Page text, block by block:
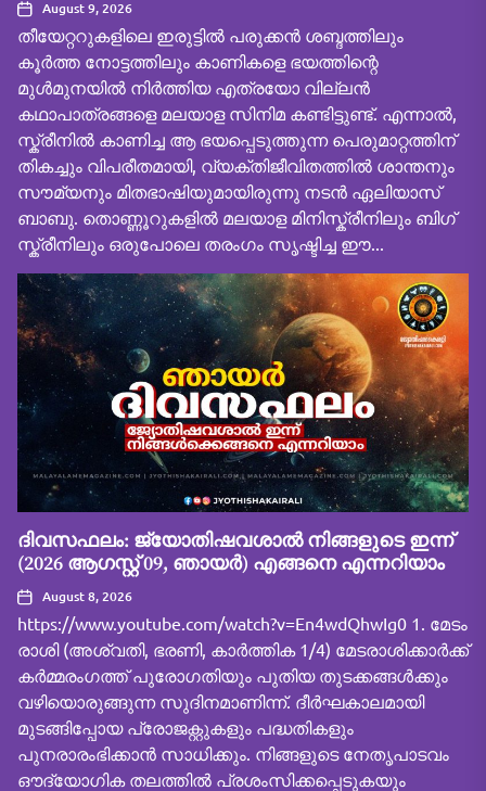
August 9, 2026
തീയേറ്ററുകളിലെ ഇരുട്ടിൽ പരുക്കൻ ശബ്ദത്തിലും
കൂർത്ത നോട്ടത്തിലും കാണികളെ ഭയത്തിന്റെ
മുൾമുനയിൽ നിർത്തിയ എത്രയോ വില്ലൻ
കഥാപാത്രങ്ങളെ മലയാള സിനിമ കണ്ടിട്ടുണ്ട്. എന്നാൽ,
സ്ക്രീനിൽ കാണിച്ച ആ ഭയപ്പെടുത്തുന്ന പെരുമാറ്റത്തിന്
തികച്ചും വിപരീതമായി, വ്യക്തിജീവിതത്തിൽ ശാന്തനും
സൗമ്യനും മിതഭാഷിയുമായിരുന്നു നടൻ ഏലിയാസ്
ബാബു. തൊണ്ണൂറുകളിൽ മലയാള മിനിസ്ക്രീനിലും ബിഗ്
സ്ക്രീനിലും ഒരുപോലെ തരംഗം സൃഷ്ടിച്ച ഈ...
ദിവസഫലം: ജ്യോതിഷവശാൽ നിങ്ങളുടെ ഇന്ന്‌
(2026 ആഗസ്റ്റ് 09, ഞായർ) എങ്ങനെ എന്നറിയാം
August 8, 2026
https://www.youtube.com/watch?v=En4wdQhwIg0 1. മേടം
രാശി (അശ്വതി, ഭരണി, കാർത്തിക 1/4) മേടരാശിക്കാർക്ക്
കർമ്മരംഗത്ത് പുരോഗതിയും പുതിയ തുടക്കങ്ങൾക്കും
വഴിയൊരുങ്ങുന്ന സുദിനമാണിന്ന്. ദീർഘകാലമായി
മുടങ്ങിപ്പോയ പ്രോജക്റ്റുകളും പദ്ധതികളും
പുനരാരംഭിക്കാൻ സാധിക്കും. നിങ്ങളുടെ നേതൃപാടവം
ഔദ്യോഗിക തലത്തിൽ പ്രശംസിക്കപ്പെടുകയും